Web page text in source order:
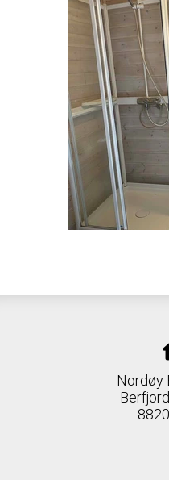
Nordøy